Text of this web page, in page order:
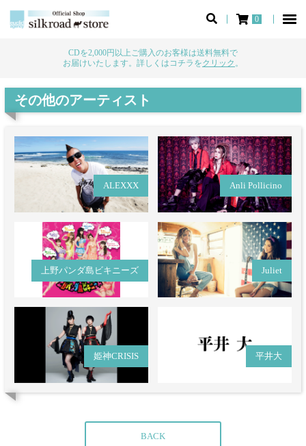
0
CDを2,000円以上ご購入のお客様は送料無料で
お届けいたします。詳しくはコチラをクリック 。
その他のアーティスト
ALEXXX Anli Pollicino
上野パンダ島ビキニーズ Juliet
姫神CRISIS 平井大
BACK